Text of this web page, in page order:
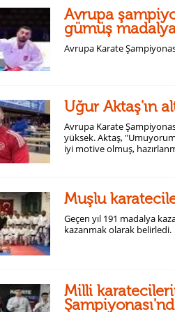
Avrupa
gümüş
Avrupa Karate
Uğur Aktaş'ın
Avrupa Karate
yüksek. Aktaş,
iyi motive olmuş,
Muşlu
Geçen yıl 191 madalya
kazanmak olarak belirledi.
Milli